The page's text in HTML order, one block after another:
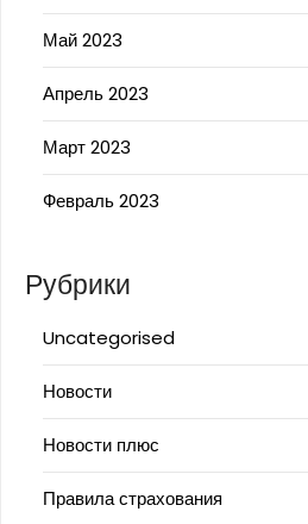
Май 2023
Апрель 2023
Март 2023
Февраль 2023
Рубрики
Uncategorised
Новости
Новости плюс
Правила страхования